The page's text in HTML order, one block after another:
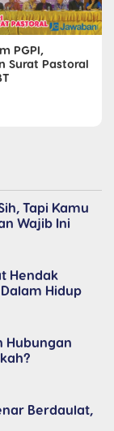
PGPI,
Surat Pastoral
Tapi Kamu
Wajib Ini
Hendak
Hidup
Hubungan
Berdaulat,